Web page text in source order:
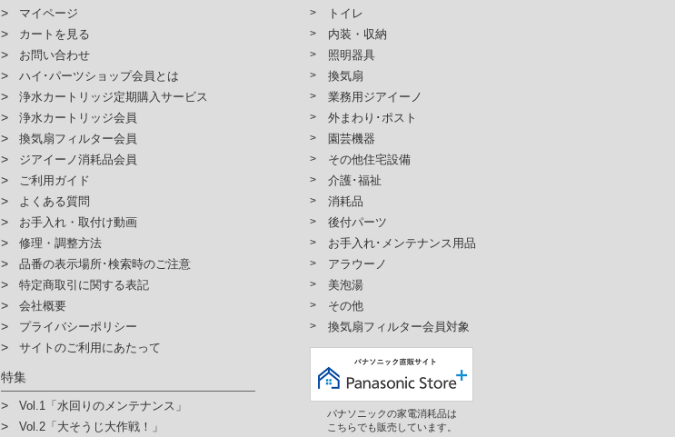
マイページ
カートを見る
お問い合わせ
ハイ･パーツショップ会員とは
浄水カートリッジ定期購入サービス
浄水カートリッジ会員
換気扇フィルター会員
ジアイーノ消耗品会員
ご利用ガイド
よくある質問
お手入れ・取付け動画
修理・調整方法
品番の表示場所･検索時のご注意
特定商取引に関する表記
会社概要
プライバシーポリシー
サイトのご利用にあたって
特集
Vol.1「水回りのメンテナンス」
Vol.2「大そうじ大作戦！」
トイレ
内装・収納
照明器具
換気扇
業務用ジアイーノ
外まわり･ポスト
園芸機器
その他住宅設備
介護･福祉
消耗品
後付パーツ
お手入れ･メンテナンス用品
アラウーノ
美泡湯
その他
換気扇フィルター会員対象
パナソニックの家電消耗品は
こちらでも販売しています。